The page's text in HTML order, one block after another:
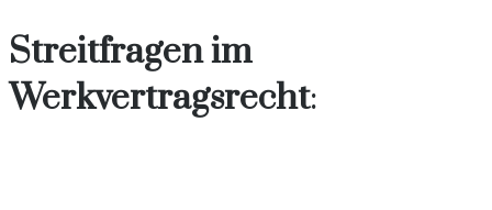
Streitfragen im
Werkvertragsrecht: